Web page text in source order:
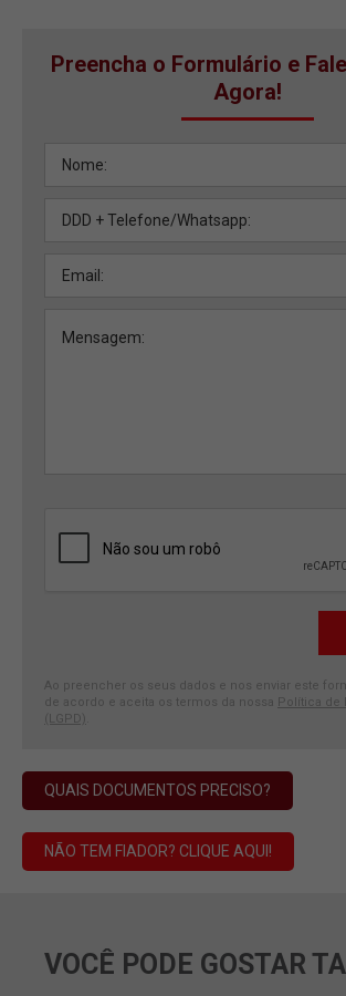
Preencha o Formulário e
Agora!
Ao preencher os seus dados e nos enviar este
de acordo e aceita os termos da nossa Política de
(LGPD)
QUAIS DOCUMENTOS PRECISO?
NÃO TEM FIADOR? CLIQUE AQUI!
VOCÊ PODE GOSTAR